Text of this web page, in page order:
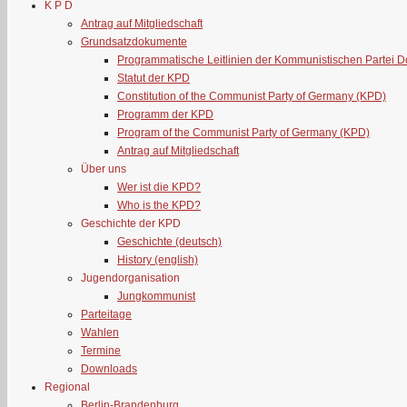
K P D
Antrag auf Mitgliedschaft
Grundsatzdokumente
Programmatische Leitlinien der Kommunistischen Partei
Statut der KPD
Constitution of the Communist Party of Germany (KPD)
Programm der KPD
Program of the Communist Party of Germany (KPD)
Antrag auf Mitgliedschaft
Über uns
Wer ist die KPD?
Who is the KPD?
Geschichte der KPD
Geschichte (deutsch)
History (english)
Jugendorganisation
Jungkommunist
Parteitage
Wahlen
Termine
Downloads
Regional